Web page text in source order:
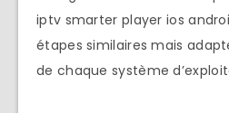
iptv smarter player ios
étapes similaires mais
de chaque système